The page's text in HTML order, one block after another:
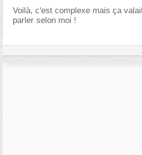
Voilà, c'est complexe mais ça
parler selon moi !